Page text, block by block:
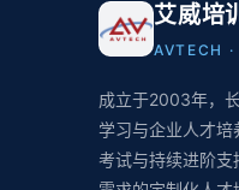
艾威培
AVTECH
成立于2003年，
学习与企业人才
考试与持续进阶支